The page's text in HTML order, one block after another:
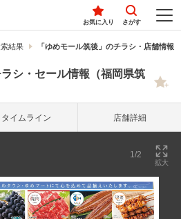
お気に入り さがす
索結果 「ゆめモール筑後」のチラシ・店舗情報
シ・セール情報（福岡県筑
タイム ライン 店舗詳細
1/2
拡大